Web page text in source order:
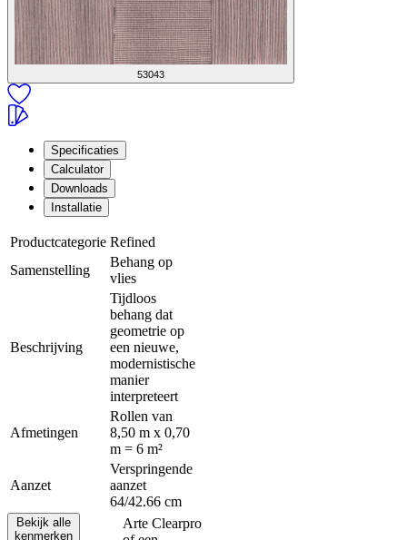
53043
Specificaties
Calculator
Downloads
Installatie
Productcategorie Refined
Samenstelling
Behang op
vlies
Beschrijving
Tijdloos
behang dat
geometrie op
een nieuwe,
modernistische
manier
interpreteert
Afmetingen
Rollen van
8,50 m x 0,70
m = 6 m²
Aanzet
Verspringende
aanzet
64/42.66 cm
Arte Clearpro
Bekijk alle
kenmerken